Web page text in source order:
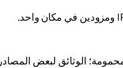
ما المشاكل التي يحلها: عندما تحتاج وصولًا سريعًا لأنواع مختلفة من IP ومزودين في مكان واحد.
الوثائق لبعض المصادر